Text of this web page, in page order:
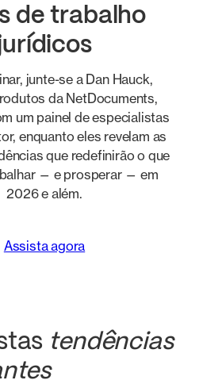
de trabalho
junte-se a Dan Hauck,
da NetDocuments,
um painel de especialistas
enquanto eles revelam as
que redefinirão o que
— e prosperar — em
2026 e além.
Assista agora
tendências